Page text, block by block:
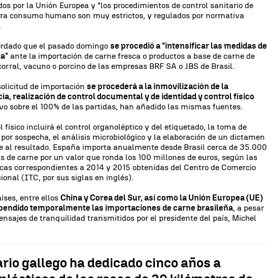
por la Unión Europea y "los procedimientos de control sanitario de
consumo humano son muy estrictos, y regulados por normativa
que el pasado domingose procedió a "intensificar las medidas de
ante la importación de carne fresca o productos a base de carne de
vacuno o porcino de las empresas BRF SA o JBS de Brasil.
de importaciónse procederá a la inmovilización de la
realización de control documental y de identidad y control físico
sobre el 100% de las partidas, han añadido las mismas fuentes.
físico incluirá el control organoléptico y del etiquetado, la toma de
sospecha, el análisis microbiológico y la elaboración de un dictamen
al resultado. España importa anualmente desde Brasil cerca de 35.000
de carne por un valor que ronda los 100 millones de euros, según las
correspondientes a 2014 y 2015 obtenidas del Centro de Comercio
(ITC, por sus siglas en inglés).
entre ellosChina y Corea del Sur, así como la Unión Europea (UE)
temporalmente las importaciones de carne brasileña, a pesar
de tranquilidad transmitidos por el presidente del país, Michel
gallego ha dedicado cinco años a